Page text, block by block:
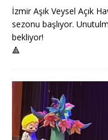
İzmir Aşık Veysel Açık
sezonu başlıyor.
bekliyor!
🔺